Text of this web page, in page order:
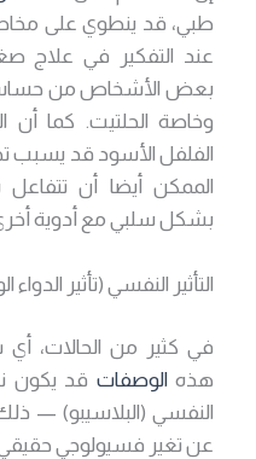
طبي، قد ينطوي على
عند التفكير في علاج
بعض الأشخاص من
وخاصة الحلتيت. كما أن
الفلفل الأسود قد يسبب
الممكن أيضا أن
بشكل سلبي مع أدوية
التأثير النفسي (تأثير
في كثير من الحالات،
هذه الوصفات قد يكون
النفسي (البلاسيبو) —
عن تغير فسيولوجي